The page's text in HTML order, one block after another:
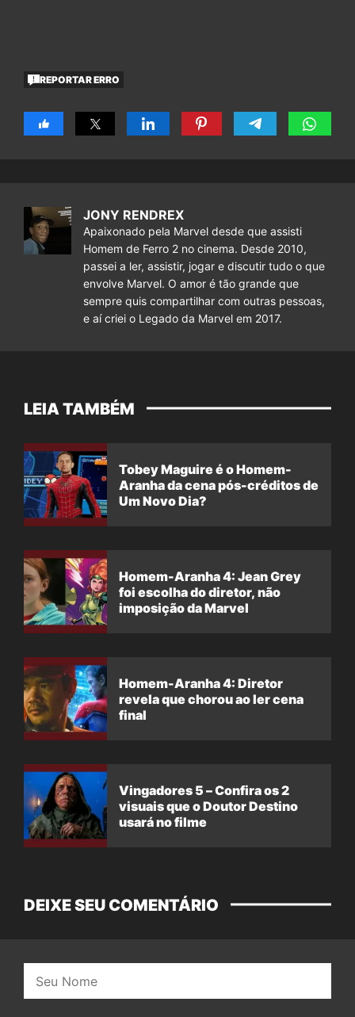
REPORTAR ERRO
JONY RENDREX
Apaixonado pela Marvel desde que assisti
Homem de Ferro 2 no cinema. Desde 2010,
passei a ler, assistir, jogar e discutir tudo o que
envolve Marvel. O amor é tão grande que
sempre quis compartilhar com outras pessoas,
e aí criei o Legado da Marvel em 2017.
LEIA TAMBÉM
Tobey Maguire é o Homem-
Aranha da cena pós-créditos de
Um Novo Dia?
Homem-Aranha 4: Jean Grey
foi escolha do diretor, não
imposição da Marvel
Homem-Aranha 4: Diretor
revela que chorou ao ler cena
final
Vingadores 5 – Confira os 2
visuais que o Doutor Destino
usará no filme
DEIXE SEU COMENTÁRIO